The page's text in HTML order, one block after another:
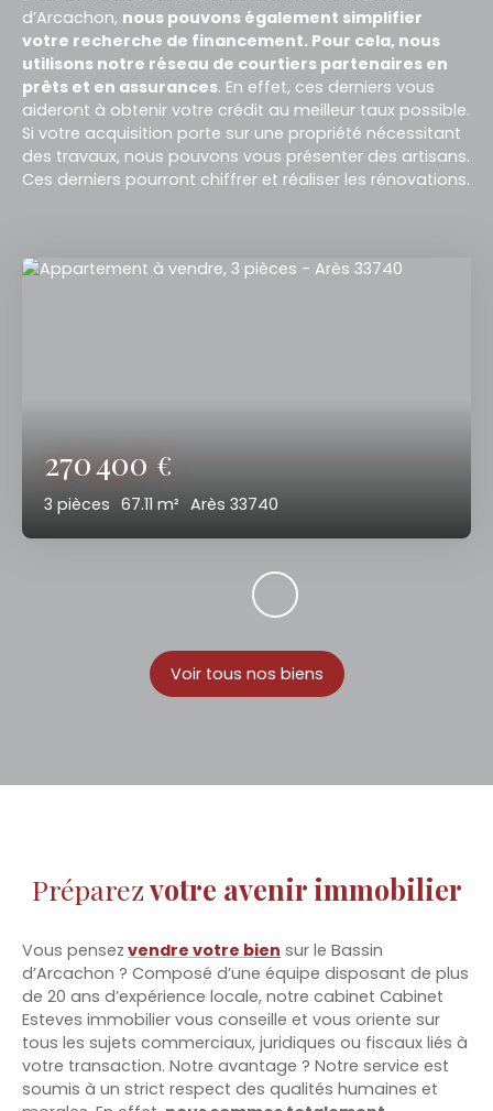
d’Arcachon, nous pouvons également simplifier
votre recherche de financement. Pour cela, nous
utilisons notre réseau de courtiers partenaires en
prêts et en assurances. En effet, ces derniers vous
aideront à obtenir votre crédit au meilleur taux possible.
Si votre acquisition porte sur une propriété nécessitant
des travaux, nous pouvons vous présenter des artisans.
Ces derniers pourront chiffrer et réaliser les rénovations.
270 400€
3 pièces 67.11 m² Arès 33740
Voir tous nos biens
Préparezvotre avenir immobilier
Vous pensez vendre votre bien sur le Bassin
d’Arcachon ? Composé d’une équipe disposant de plus
de 20 ans d’expérience locale, notre cabinet Cabinet
Esteves immobilier vous conseille et vous oriente sur
tous les sujets commerciaux, juridiques ou fiscaux liés à
votre transaction. Notre avantage ? Notre service est
soumis à un strict respect des qualités humaines et